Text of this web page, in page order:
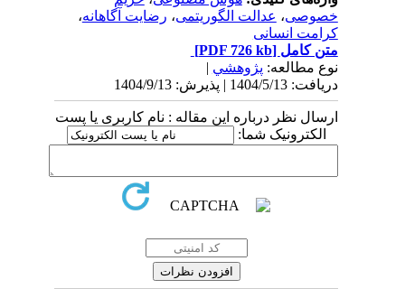
خصوصی،عدالت الگوریتمی،رضایت آگاهانه،
کرامت انسانی
متن کامل[PDF 726 kb]
نوع مطالعه:پژوهشي|
دریافت: 1404/5/13 | پذیرش: 1404/9/13
ارسال نظر درباره این مقاله : نام کاربری یا پست
الکترونیک شما: